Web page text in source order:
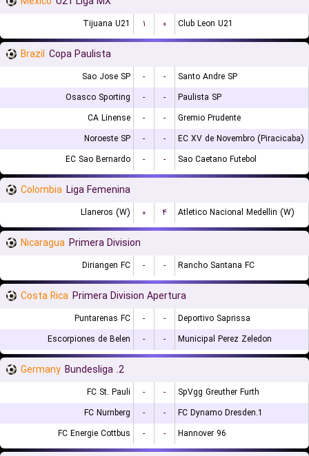
Tijuana U21 ۱ ۰ Club Leon U21
Brazil Copa Paulista
Sao Jose SP - -
Santo Andre SP
Osasco Sporting
- -
Paulista SP
CA Linense
- -
Gremio Prudente
Noroeste SP
- -
EC XV de Novembro (Piracicaba)
EC Sao Bernardo
- - Sao Caetano Futebol
Colombia Liga Femenina
Llaneros (W) ۰ ۴ Atletico Nacional Medellin (W)
Nicaragua Primera Division
Diriangen FC - - Rancho Santana FC
Costa Rica Primera Division Apertura
Puntarenas FC - -
Deportivo Saprissa
Escorpiones de Belen
- - Municipal Perez Zeledon
Germany 2. Bundesliga
FC St. Pauli - -
SpVgg Greuther Furth
FC Nurnberg
- -
1.FC Dynamo Dresden
FC Energie Cottbus
- - Hannover 96